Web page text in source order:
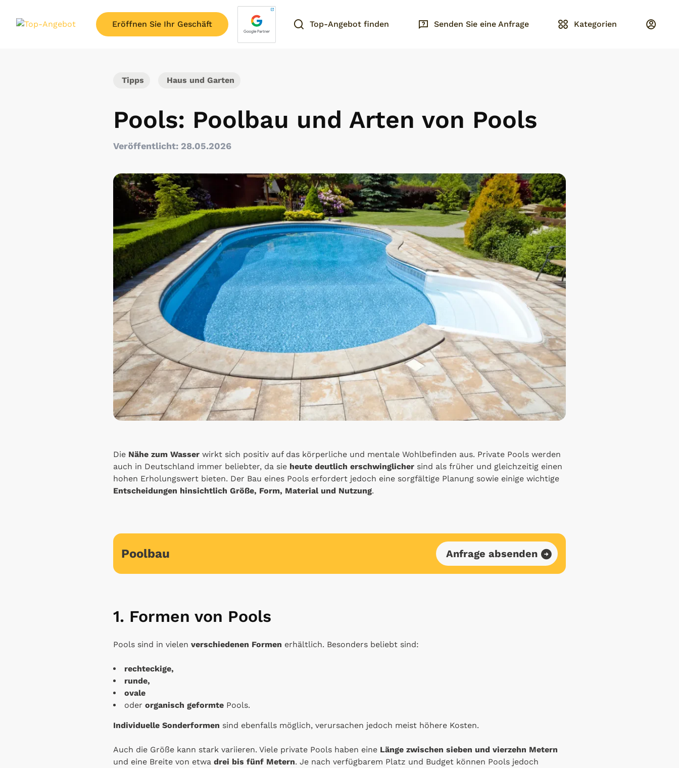
Eröffnen Sie Ihr Geschäft Top-Angebot finden Senden Sie eine Anfrage Kategorien
Tipps Haus und Garten
Pools: Poolbau und Arten von Pools
Veröffentlicht: 28.05.2026
Die Nähe zum Wasser wirkt sich positiv auf das körperliche und mentale Wohlbefinden aus. Private Pools werden
auch in Deutschland immer beliebter, da sie heute deutlich erschwinglicher sind als früher und gleichzeitig einen
hohen Erholungswert bieten. Der Bau eines Pools erfordert jedoch eine sorgfältige Planung sowie einige wichtige
Entscheidungen hinsichtlich Größe, Form, Material und Nutzung.
Poolbau Anfrage absenden
1. Formen von Pools
Pools sind in vielen verschiedenen Formen erhältlich. Besonders beliebt sind:
rechteckige,
runde,
ovale
oder organisch geformte Pools.
Individuelle Sonderformen sind ebenfalls möglich, verursachen jedoch meist höhere Kosten.
Auch die Größe kann stark variieren. Viele private Pools haben eine Länge zwischen sieben und vierzehn Metern
und eine Breite von etwa drei bis fünf Metern. Je nach verfügbarem Platz und Budget können Pools jedoch